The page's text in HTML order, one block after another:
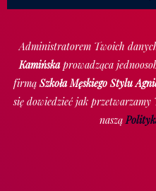
Administratorem Twoich
Kamińskaprowadząca
firmą Szkoła Męskiego Stylu
się dowiedzieć jak przetwarzamy
naszą